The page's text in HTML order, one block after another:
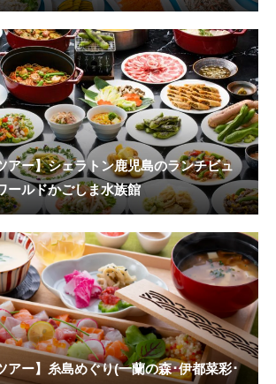
アー】シェラトン鹿児島のランチビュ
ールドかごしま水族館
アー】糸島めぐり(一蘭の森･伊都菜彩･